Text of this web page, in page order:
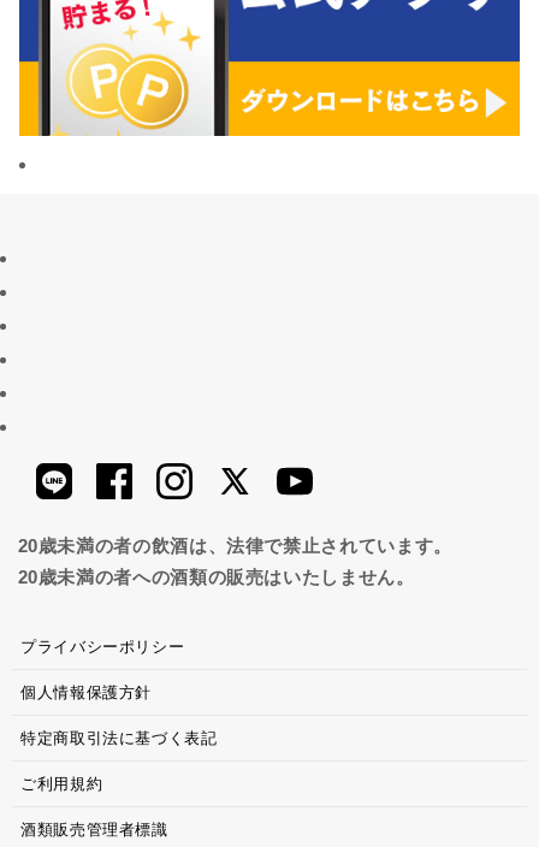
20歳未満の者の飲酒は、法律で禁止されています。
20歳未満の者への酒類の販売はいたしません。
プライバシーポリシー
個人情報保護方針
特定商取引法に基づく表記
ご利用規約
酒類販売管理者標識